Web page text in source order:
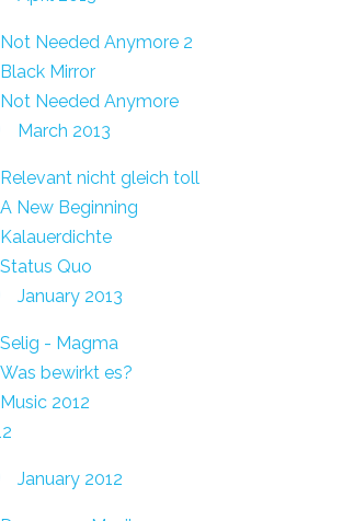
Not Needed Anymore 2
Black Mirror
Not Needed Anymore
March 2013
Relevant nicht gleich toll
A New Beginning
Kalauerdichte
Status Quo
January 2013
Selig - Magma
Was bewirkt es?
Music 2012
January 2012